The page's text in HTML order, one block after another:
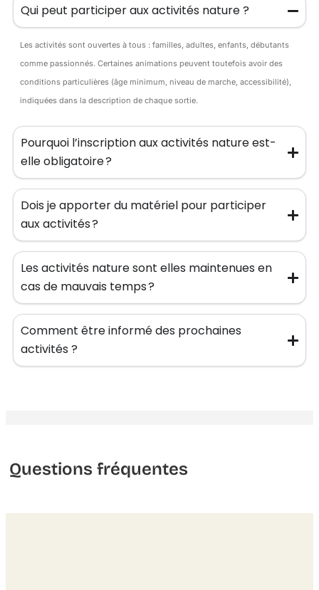
Qui peut participer aux activités nature ?
Les activités sont ouvertes à tous : familles, adultes, enfants, débutants
comme passionnés. Certaines animations peuvent toutefois avoir des
conditions particulières (âge minimum, niveau de marche, accessibilité),
indiquées dans la description de chaque sortie.
Pourquoi l’inscription aux activités nature est-
elle obligatoire ?
Dois je apporter du matériel pour participer
aux activités ?
Les activités nature sont elles maintenues en
cas de mauvais temps ?
Comment être informé des prochaines
activités ?
Questions fréquentes